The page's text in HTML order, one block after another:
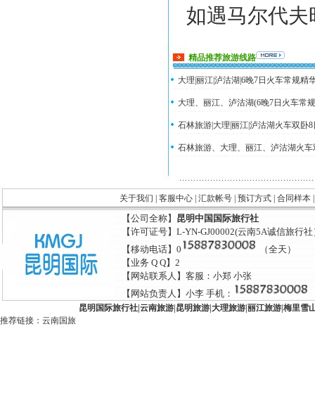
如遇马尔代
精品推荐旅游线路
大理|丽江|泸沽湖|6晚7日火车常规精
大理、丽江、泸沽湖(6晚7日火车常
石林旅游|大理|丽江|泸沽湖火车双卧
石林旅游、大理、丽江、泸沽湖火
关于我们 客服中心| 汇款帐号| 预订方式| 合同样本
【公司全称】 昆明中国国际旅行社
【许可证号】L-YN-GJ00002(云南5A诚信旅行社
【移动电话】0
（全天）
【业务 Q Q】2
【网站联系人】客服：小郑 小张
【网站负责人】小李 手机：
昆明国际旅行社| 云南旅游| 昆明旅游| 大理旅游| 丽江旅游| 梅里雪
推荐链接： 云南国旅